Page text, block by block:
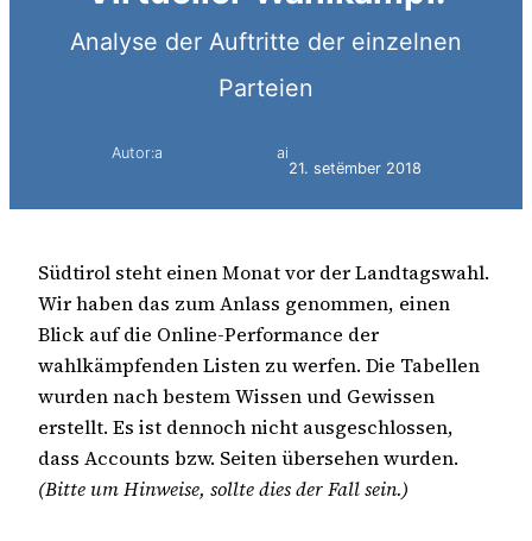
Analyse der Auftritte der einzelnen
Parteien
Autor:a
ai
21. setëmber 2018
Südtirol steht einen Monat vor der Landtagswahl.
Wir haben das zum Anlass genommen, einen
Blick auf die Online-Performance der
wahlkämpfenden Listen zu werfen. Die Tabellen
wurden nach bestem Wissen und Gewissen
erstellt. Es ist dennoch nicht ausgeschlossen,
dass Accounts bzw. Seiten übersehen wurden.
(Bitte um Hinweise, sollte dies der Fall sein.)